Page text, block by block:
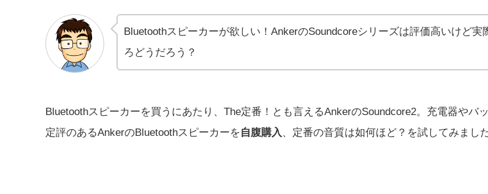
Bluetoothスピーカーが欲しい！AnkerのSoundcoreシリーズは評価高いけど実
ろどうだろう？
Bluetoothスピーカーを買うにあたり、The定番！とも言えるAnkerのSoundcore2。充電器やバ
定評のあるAnkerのBluetoothスピーカーを自腹購入、定番の音質は如何ほど？を試してみました